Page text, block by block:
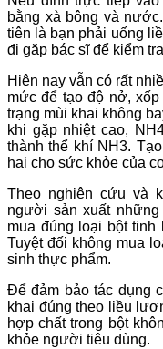
bằng xà bông và
tiên là bạn phải uống
đi gặp bác sĩ để kiểm
Hiện nay vẫn có rất
mức để tạo độ nở,
trạng mùi khai không
khi gặp nhiệt cao,
thành thể khí NH3.
hại cho sức khỏe của
Theo nghiên cứu và
người sản xuất
mua đúng loại bột tinh
Tuyệt đối không mua
sinh thực phẩm.
Để đảm bảo tác dụng
khai đúng theo liều
hợp chất trong bột
khỏe người tiêu dùng.